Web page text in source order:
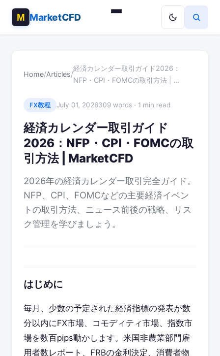
MarketCFD
Home/Articles/
経済カレンダー取引ガイド2026：
NFP・CPI・FOMCの取引方法 | …
FX教程 July 01, 2026309 words · 1 min read
経済カレンダー取引ガイド
2026：NFP・CPI・FOMCの取
引方法 | MarketCFD
2026年の経済カレンダー取引完全ガイド。
NFP、CPI、FOMCなどの主要経済イベン
トの取引方法、ニュース前後の戦略、リス
ク管理を学びましょう。
はじめに
毎月、少数の予定された経済指標の発表が数
分以内にFX市場、コモディティ市場、指数市
場を数百pips動かします。米国非農業部門雇
用者数レポート、FRBの金利決定、消費者物